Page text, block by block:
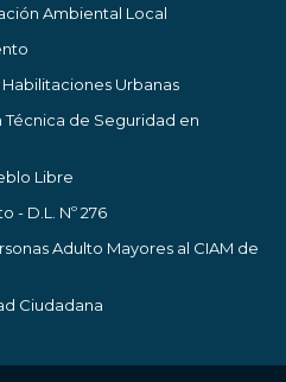
Ambiental Local
Urbanas
de Seguridad en
Libre
- D.L. Nº 276
Adulto Mayores al CIAM de
Ciudadana